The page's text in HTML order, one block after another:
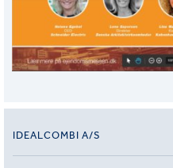
IDEALCOMBI A/S